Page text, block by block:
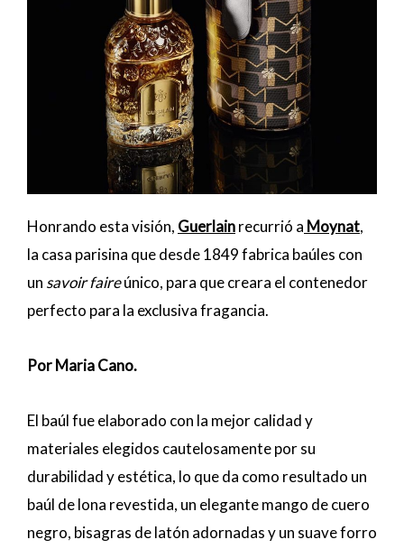
Honrando esta visión, Guerlainrecurrió a Moynat,
la casa parisina que desde 1849 fabrica baúles con
un savoir faireúnico, para que creara el contenedor
perfecto para la exclusiva fragancia.
Por Maria Cano.
El baúl fue elaborado con la mejor calidad y
materiales elegidos cautelosamente por su
durabilidad y estética, lo que da como resultado un
baúl de lona revestida, un elegante mango de cuero
negro, bisagras de latón adornadas y un suave forro